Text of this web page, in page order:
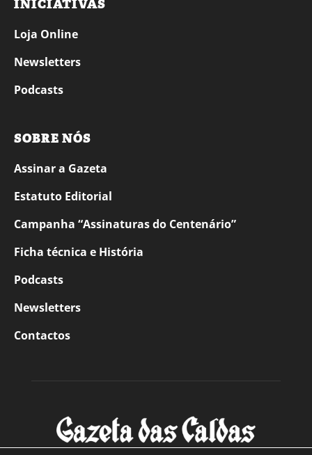
INICIATIVAS
Loja Online
Newsletters
Podcasts
SOBRE NÓS
Assinar a Gazeta
Estatuto Editorial
Campanha “Assinaturas do Centenário”
Ficha técnica e História
Podcasts
Newsletters
Contactos